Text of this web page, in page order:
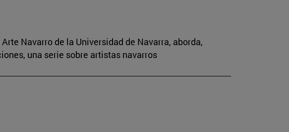
Navarro de la Universidad de Navarra, aborda,
una serie sobre artistas navarros